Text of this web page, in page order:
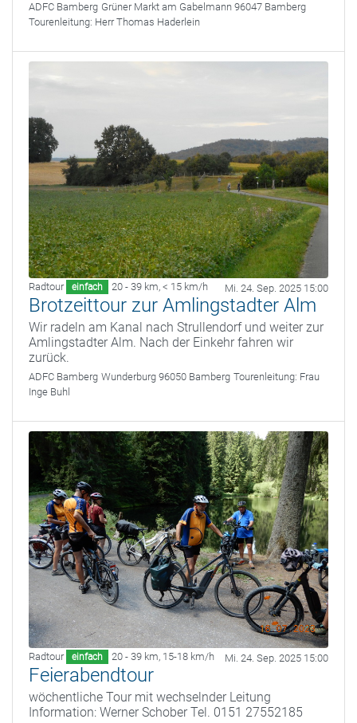
ADFC Bamberg Grüner Markt am Gabelmann 96047 Bamberg
Tourenleitung: Herr Thomas Haderlein
Radtour einfach 20 - 39 km, < 15 km/h Mi. 24. Sep. 2025 15:00
Brotzeittour zur Amlingstadter Alm
Wir radeln am Kanal nach Strullendorf und weiter zur
Amlingstadter Alm. Nach der Einkehr fahren wir
zurück.
ADFC Bamberg Wunderburg 96050 Bamberg Tourenleitung: Frau
Inge Buhl
Radtour einfach 20 - 39 km, 15-18 km/h Mi. 24. Sep. 2025 15:00
Feierabendtour
wöchentliche Tour mit wechselnder Leitung
Information: Werner Schober Tel. 0151 27552185